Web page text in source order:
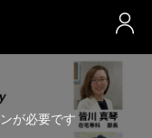
が必要です